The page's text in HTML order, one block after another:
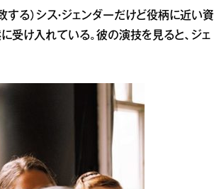
る）シス・ジェンダーだけど役柄に近い資
受け入れている。彼の演技を見ると、ジェ